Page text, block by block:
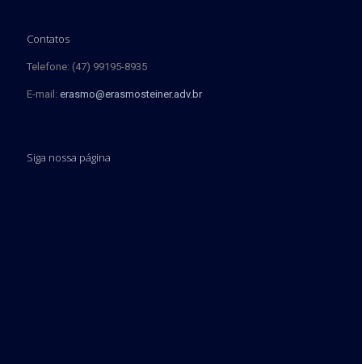
Contatos
Telefone: (47) 99195-8935
E-mail: erasmo@erasmosteiner.adv.br
Siga nossa página